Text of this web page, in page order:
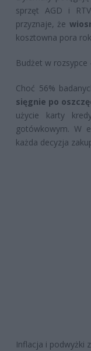
sprzęt AGD i
przyznaje, że
kosztowna pora
Budżet w rozsypce
Choć 56%
sięgnie po
użycie karty
gotówkowym. W
każda decyzja
Inflacja i podwyżki